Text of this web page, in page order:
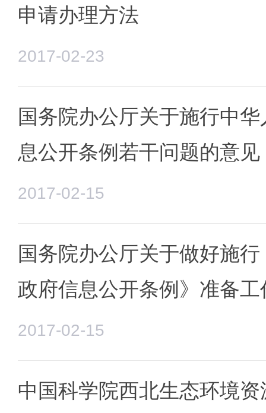
申请办理方法
2017-02-23
国务院办公厅关于施行中
息公开条例若干问题的意见
2017-02-15
国务院办公厅关于做好施
政府信息公开条例》准备
2017-02-15
中国科学院西北生态环境